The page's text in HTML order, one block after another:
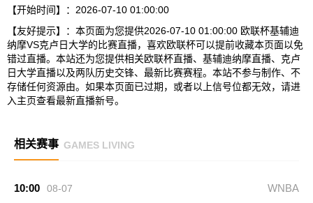
【开始时间】：2026-07-10 01:00:00
【友好提示】：本页面为您提供2026-07-10 01:00:00 欧联杯基辅迪
纳摩VS克卢日大学的比赛直播，喜欢欧联杯可以提前收藏本页面以免
错过直播。本站还为您提供相关欧联杯直播、基辅迪纳摩直播、克卢
日大学直播以及两队历史交锋、最新比赛赛程。本站不参与制作、不
存储任何资源由。如果本页面已过期，或者以上信号位都无效，请进
入主页查看最新直播新号。
相关赛事 GAMES LIVING
10:00 08-07 WNBA